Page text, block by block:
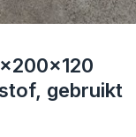
gebruikt